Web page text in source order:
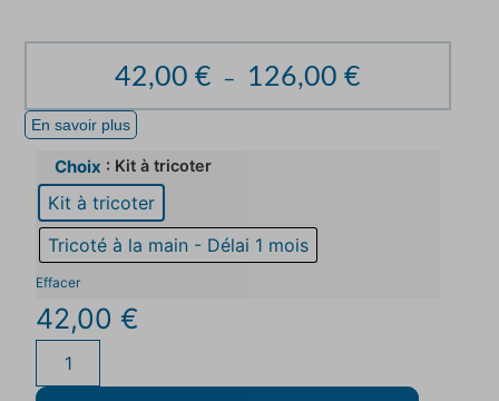
42,00€ – 126,00€
En savoir plus
Choix : Kit à tricoter
Kit à tricoter
Tricoté à la main - Délai 1 mois
Effacer
42,00€